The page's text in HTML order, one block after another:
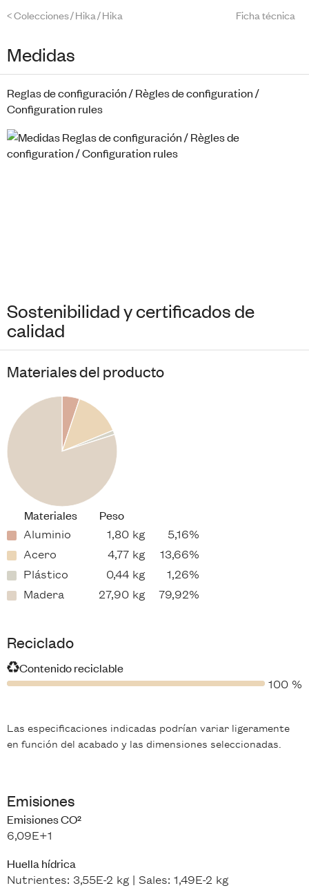
<Colecciones/Hika/Hika Ficha técnica
Medidas
Reglas de configuración / Règles de configuration /
Configuration rules
Sostenibilidad y certificados de
calidad
Materiales del producto
Materiales Peso
Aluminio 1,80 kg
5,16%
Acero
4,77 kg
13,66%
Plástico
0,44 kg
1,26%
Madera
27,90 kg 79,92%
Reciclado
Contenido reciclable
100 %
Las especificaciones indicadas podrían variar ligeramente
en función del acabado y las dimensiones seleccionadas.
Emisiones
Emisiones CO²
6,09E+1
Huella hídrica
Nutrientes: 3,55E-2 kg | Sales: 1,49E-2 kg